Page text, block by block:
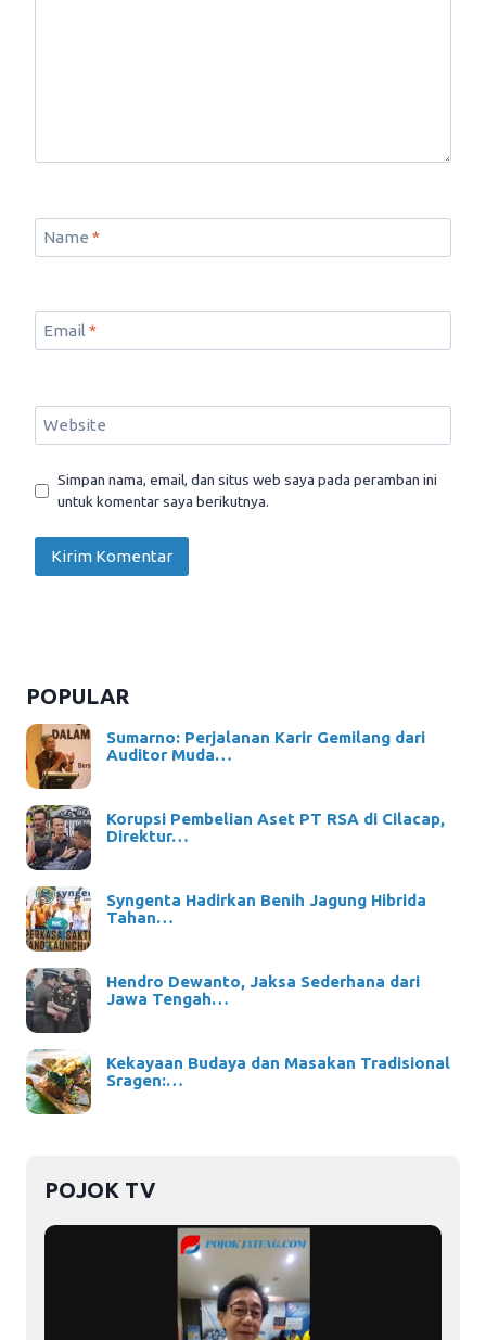
Name *
Email*
Website
Simpan nama, email, dan situs web saya pada peramban ini
untuk komentar saya berikutnya.
POPULAR
Sumarno: Perjalanan Karir Gemilang dari
Auditor Muda…
Korupsi Pembelian Aset PT RSA di Cilacap,
Direktur…
Syngenta Hadirkan Benih Jagung Hibrida
Tahan…
Hendro Dewanto, Jaksa Sederhana dari
Jawa Tengah…
Kekayaan Budaya dan Masakan Tradisional
Sragen:…
POJOK TV